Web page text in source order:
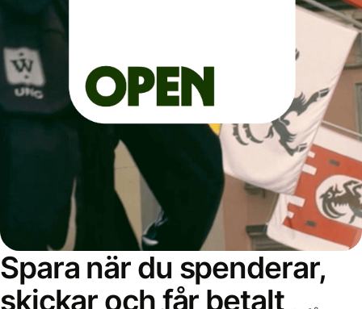
Spara när du spenderar,
skickar och får betalt